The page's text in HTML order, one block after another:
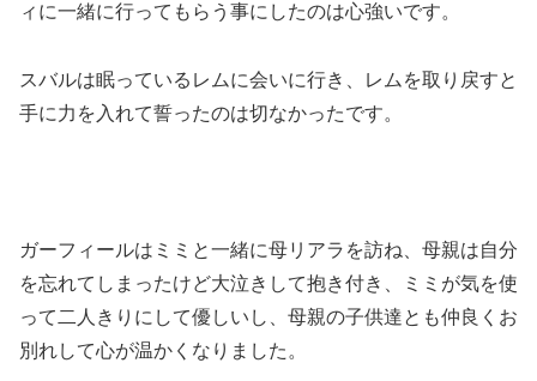
ィに一緒に行ってもらう事にしたのは心強いです。
スバルは眠っているレムに会いに行き、レムを取り戻すと
手に力を入れて誓ったのは切なかったです。
ガーフィールはミミと一緒に母リアラを訪ね、母親は自分
を忘れてしまったけど大泣きして抱き付き、ミミが気を使
って二人きりにして優しいし、母親の子供達とも仲良くお
別れして心が温かくなりました。